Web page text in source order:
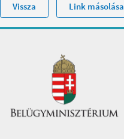
Vissza Link másolása